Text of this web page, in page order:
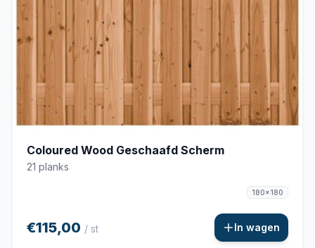
Coloured Wood Geschaafd Scherm
21 planks
180x180
€115,00 / st In wagen